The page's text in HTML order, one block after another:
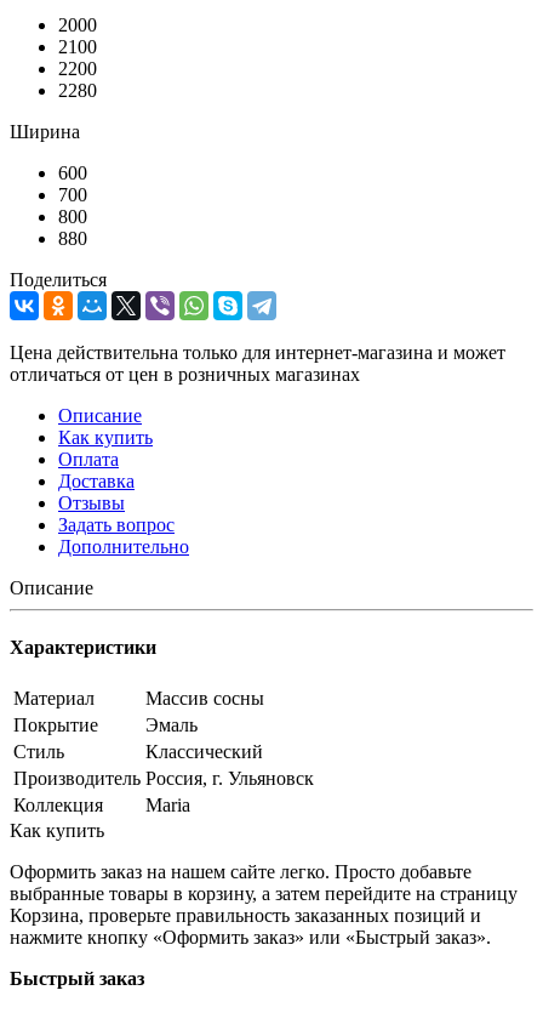
2000
2100
2200
2280
Ширина
600
700
800
880
Поделиться
Цена действительна только для интернет-магазина и может
отличаться от цен в розничных магазинах
Описание
Как купить
Оплата
Доставка
Отзывы
Задать вопрос
Дополнительно
Описание
Характеристики
Материал
Массив сосны
Покрытие
Эмаль
Стиль
Классический
Производитель Россия, г. Ульяновск
Коллекция
Maria
Как купить
Оформить заказ на нашем сайте легко. Просто добавьте
выбранные товары в корзину, а затем перейдите на страницу
Корзина, проверьте правильность заказанных позиций и
нажмите кнопку «Оформить заказ» или «Быстрый заказ».
Быстрый заказ